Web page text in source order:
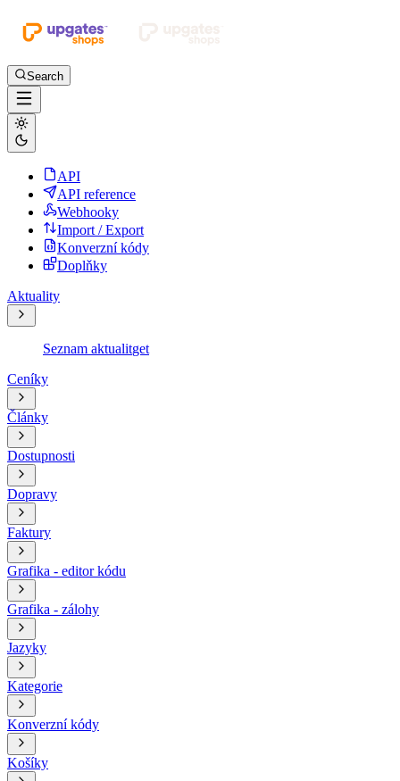
Search
API
API reference
Webhooky
Import / Export
Konverzní kódy
Doplňky
Aktuality
Seznam aktualitget
Ceníky
Články
Dostupnosti
Dopravy
Faktury
Grafika - editor kódu
Grafika - zálohy
Jazyky
Kategorie
Konverzní kódy
Košíky